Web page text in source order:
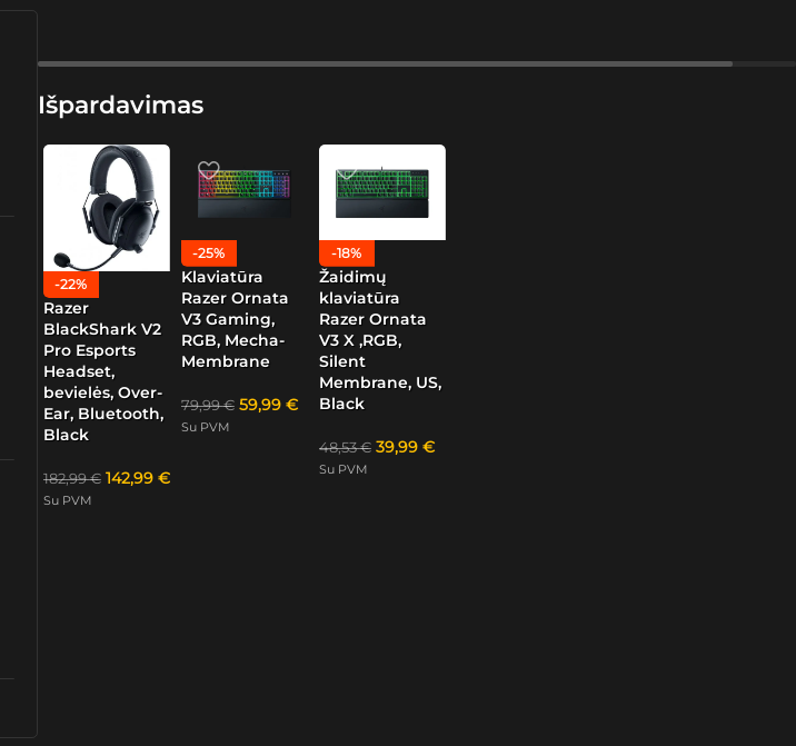
Išpardavimas
-22%
Razer
BlackShark V2
Pro Esports
Headset,
bevielės, Over-
Ear, Bluetooth,
Black
182,99€ 142,99 €
Su PVM
-25%
Klaviatūra
Razer Ornata
V3 Gaming,
RGB, Mecha-
Membrane
79,99€ 59,99 €
Su PVM
-18%
Žaidimų
klaviatūra
Razer Ornata
V3 X ,RGB,
Silent
Membrane, US,
Black
48,53€ 39,99 €
Su PVM